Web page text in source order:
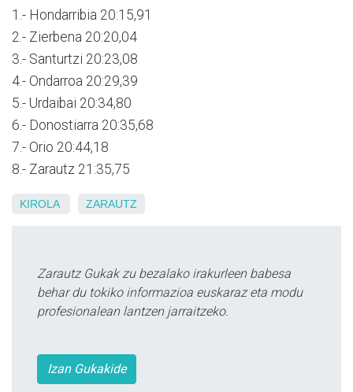
1.- Hondarribia 20:15,91
2.- Zierbena 20:20,04
3.- Santurtzi 20:23,08
4.- Ondarroa 20:29,39
5.- Urdaibai 20:34,80
6.- Donostiarra 20:35,68
7.- Orio 20:44,18
8.- Zarautz 21:35,75
KIROLA ZARAUTZ
Zarautz Gukak zu bezalako irakurleen babesa
behar du tokiko informazioa euskaraz eta modu
profesionalean lantzen jarraitzeko.
Izan Gukakide